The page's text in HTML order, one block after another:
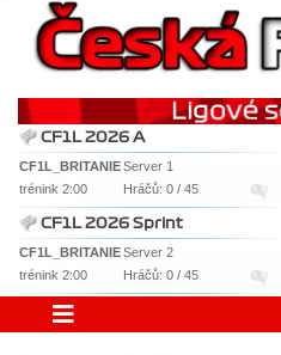
CF1L 2026 A
CF1L_BRITANIEServer 1
trénink 2:00
Hráčů: 0 / 45
CF1L 2026 Sprint
CF1L_BRITANIEServer 2
trénink 2:00
Hráčů: 0 / 45